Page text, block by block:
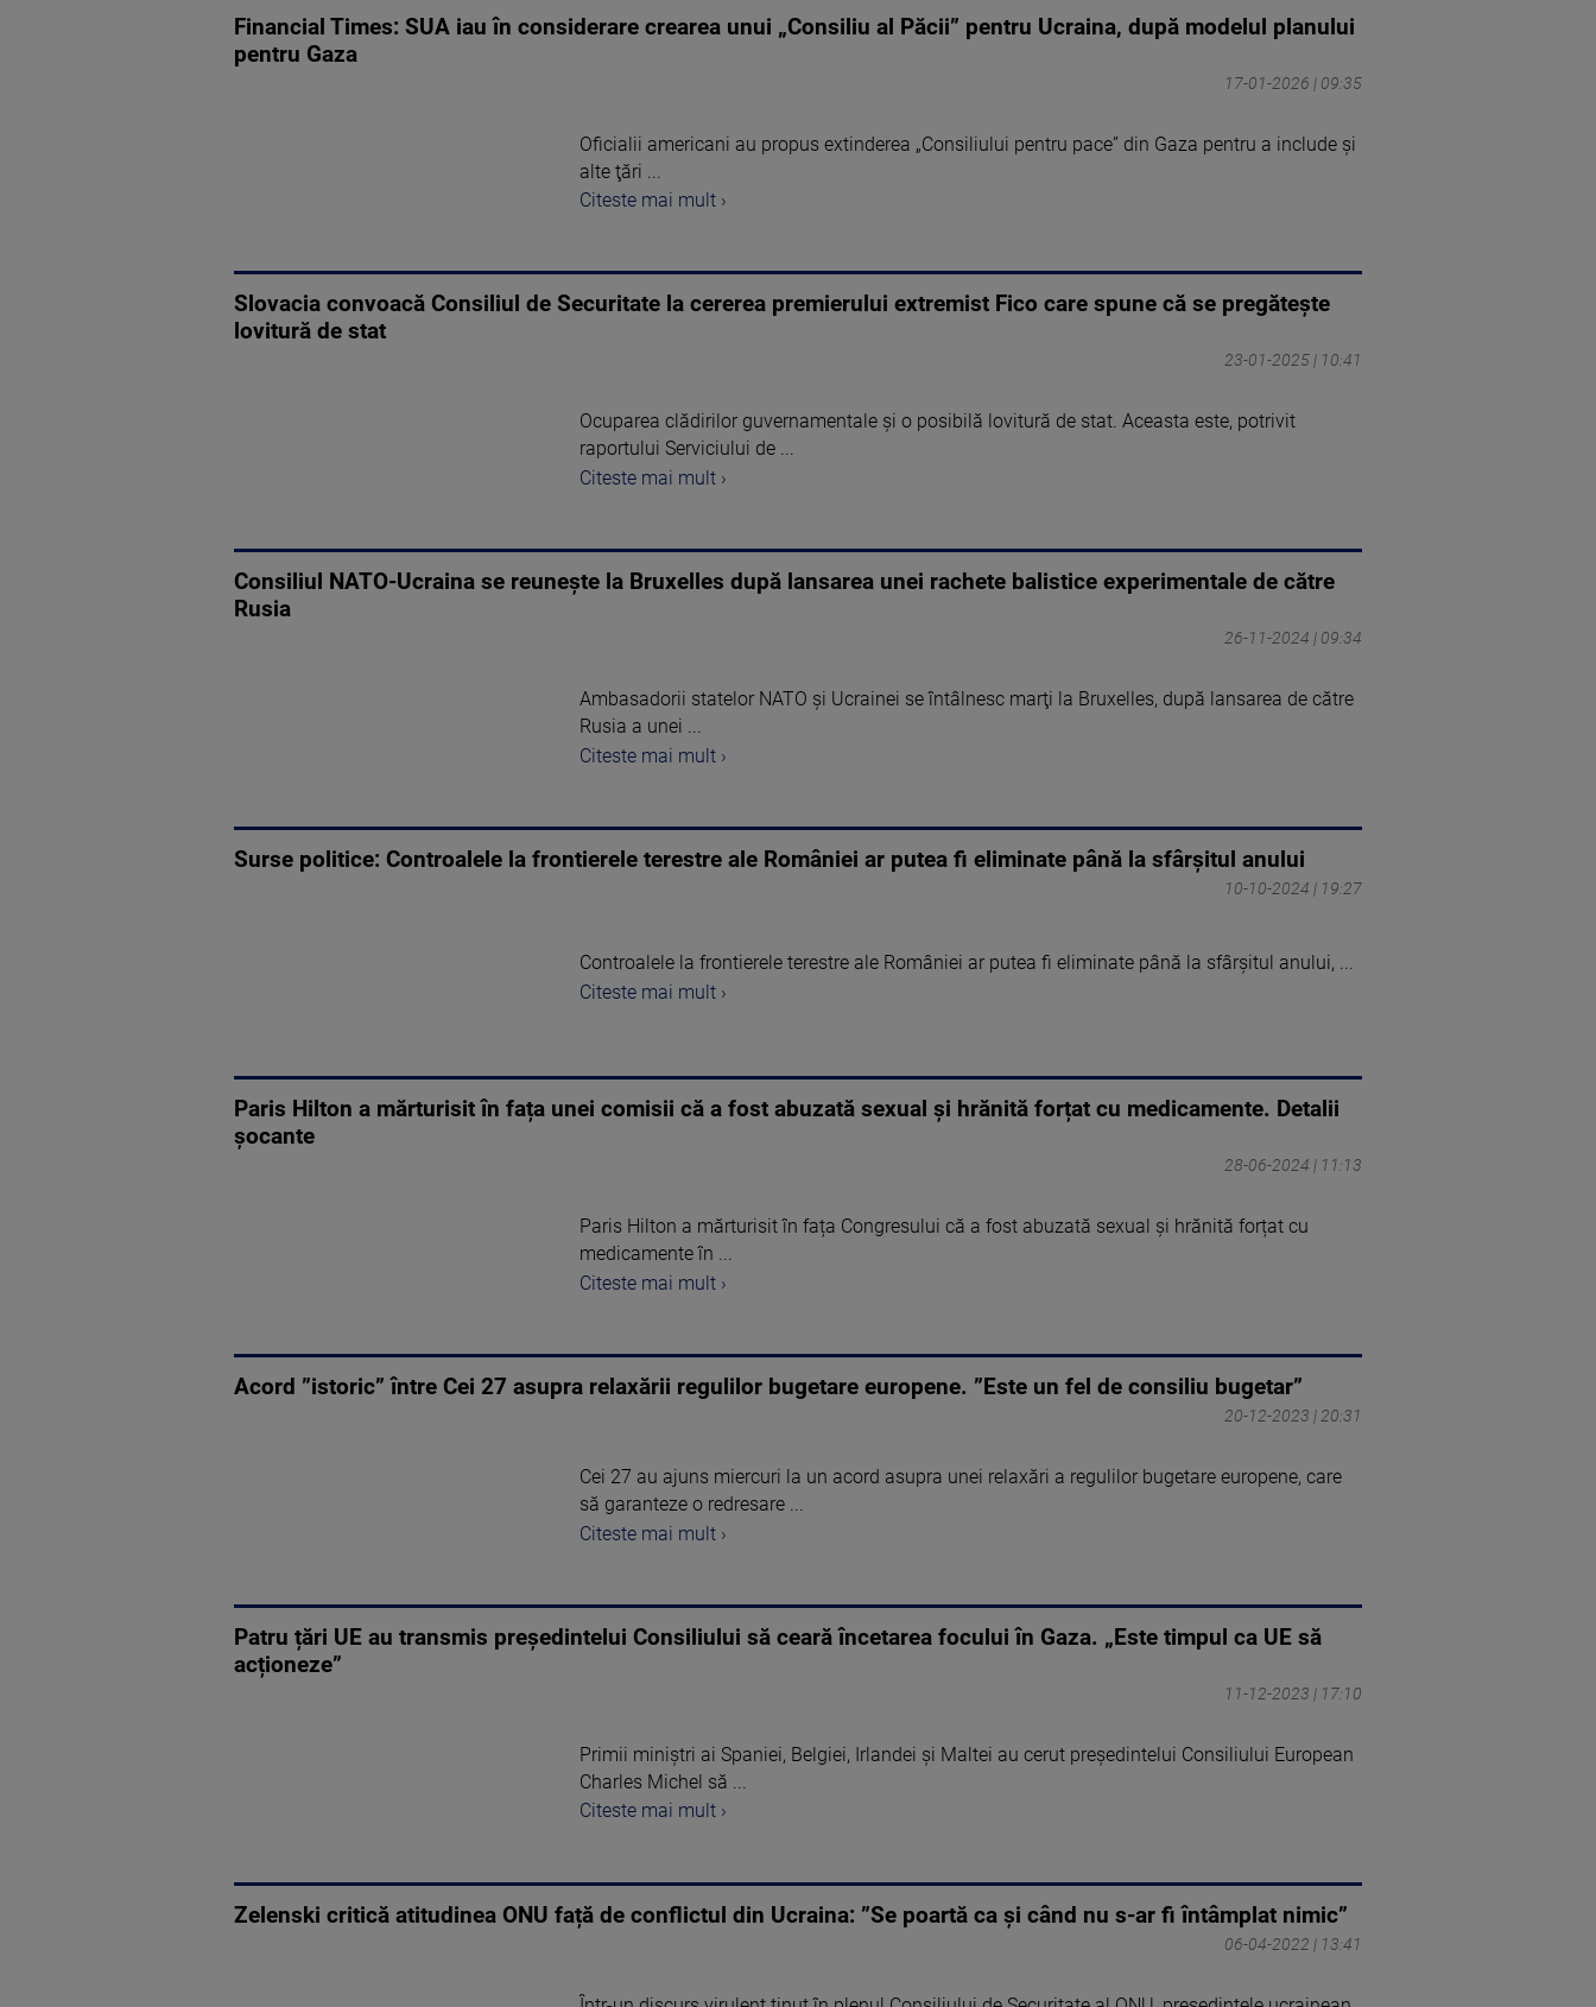
Financial Times: SUA iau în considerare crearea unui „Consiliu al Păcii” pentru Ucraina, după modelul planului
pentru Gaza
17-01-2026 | 09:35
Oficialii americani au propus extinderea „Consiliului pentru pace” din Gaza pentru a include şi
alte ţări ...
Citeste mai mult ›
Slovacia convoacă Consiliul de Securitate la cererea premierului extremist Fico care spune că se pregătește
lovitură de stat
23-01-2025 | 10:41
Ocuparea clădirilor guvernamentale și o posibilă lovitură de stat. Aceasta este, potrivit
raportului Serviciului de ...
Citeste mai mult ›
Consiliul NATO-Ucraina se reuneşte la Bruxelles după lansarea unei rachete balistice experimentale de către
Rusia
26-11-2024 | 09:34
Ambasadorii statelor NATO şi Ucrainei se întâlnesc marţi la Bruxelles, după lansarea de către
Rusia a unei ...
Citeste mai mult ›
Surse politice: Controalele la frontierele terestre ale României ar putea fi eliminate până la sfârșitul anului
10-10-2024 | 19:27
Controalele la frontierele terestre ale României ar putea fi eliminate până la sfârșitul anului, ...
Citeste mai mult ›
Paris Hilton a mărturisit în fața unei comisii că a fost abuzată sexual și hrănită forțat cu medicamente. Detalii
șocante
28-06-2024 | 11:13
Paris Hilton a mărturisit în fața Congresului că a fost abuzată sexual și hrănită forțat cu
medicamente în ...
Citeste mai mult ›
Acord ”istoric” între Cei 27 asupra relaxării regulilor bugetare europene. ”Este un fel de consiliu bugetar”
20-12-2023 | 20:31
Cei 27 au ajuns miercuri la un acord asupra unei relaxări a regulilor bugetare europene, care
să garanteze o redresare ...
Citeste mai mult ›
Patru țări UE au transmis președintelui Consiliului să ceară încetarea focului în Gaza. „Este timpul ca UE să
acționeze”
11-12-2023 | 17:10
Primii miniștri ai Spaniei, Belgiei, Irlandei și Maltei au cerut președintelui Consiliului European
Charles Michel să ...
Citeste mai mult ›
Zelenski critică atitudinea ONU față de conflictul din Ucraina: ”Se poartă ca și când nu s-ar fi întâmplat nimic”
06-04-2022 | 13:41